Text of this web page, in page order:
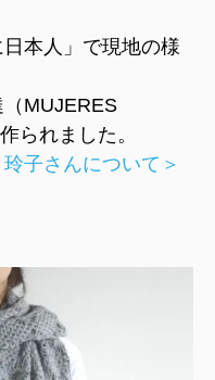
本人」で現地の様
MUJERES
られました。
玲子さんについて＞